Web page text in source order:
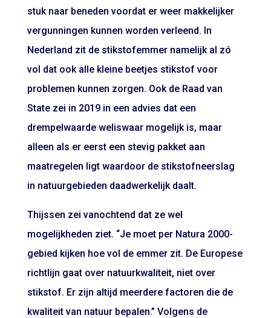
stuk naar beneden voordat er weer makkelijker
vergunningen kunnen worden verleend. In
Nederland zit de stikstofemmer namelijk al zó
vol dat ook alle kleine beetjes stikstof voor
problemen kunnen zorgen. Ook de Raad van
State zei in 2019 in een advies dat een
drempelwaarde weliswaar mogelijk is, maar
alleen als er eerst een stevig pakket aan
maatregelen ligt waardoor de stikstofneerslag
in natuurgebieden daadwerkelijk daalt.
Thijssen zei vanochtend dat ze wel
mogelijkheden ziet. “Je moet per Natura 2000-
gebied kijken hoe vol de emmer zit. De Europese
richtlijn gaat over natuurkwaliteit, niet over
stikstof. Er zijn altijd meerdere factoren die de
kwaliteit van natuur bepalen.” Volgens de